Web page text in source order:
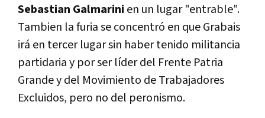
Sebastian Galmarini en un lugar "entrable".
Tambien la furia se concentró en que Grabais
irá en tercer lugar sin haber tenido militancia
partidaria y por ser líder del Frente Patria
Grande y del Movimiento de Trabajadores
Excluidos, pero no del peronismo.